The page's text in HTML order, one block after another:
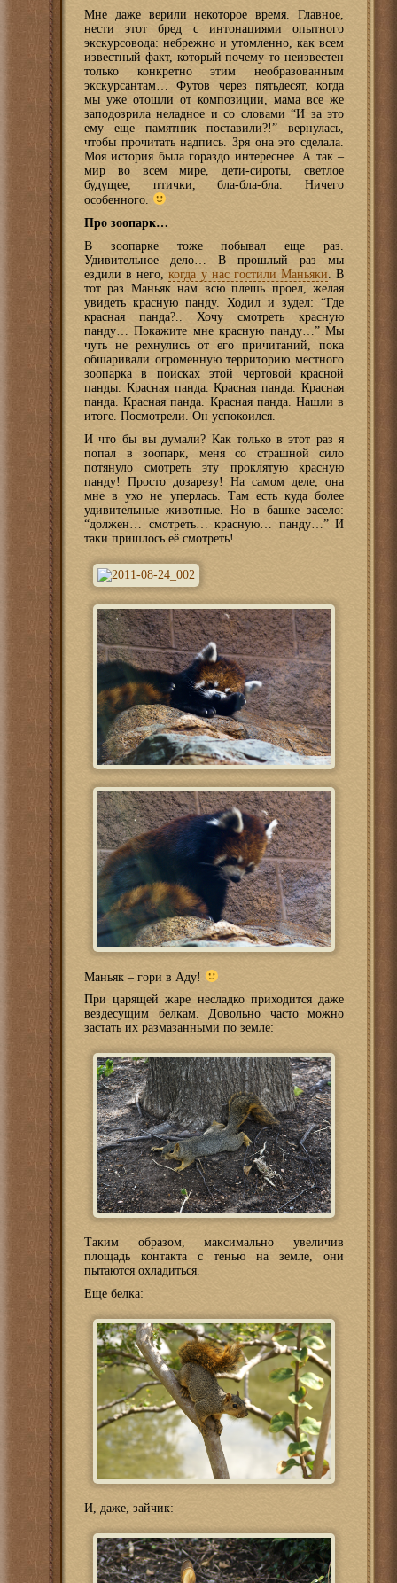
Мне даже верили некоторое время. Главное,
нести этот бред с интонациями опытного
экскурсовода: небрежно и утомленно, как всем
известный факт, который почему-то неизвестен
только конкретно этим необразованным
экскурсантам… Футов через пятьдесят, когда
мы уже отошли от композиции, мама все же
заподозрила неладное и со словами “И за это
ему еще памятник поставили?!” вернулась,
чтобы прочитать надпись. Зря она это сделала.
Моя история была гораздо интереснее. А так –
мир во всем мире, дети-сироты, светлое
будущее, птички, бла-бла-бла. Ничего
особенного.
Про зоопарк…
В зоопарке тоже побывал еще раз.
Удивительное дело… В прошлый раз мы
ездили в него,когда у нас гостили Маньяки . В
тот раз Маньяк нам всю плешь проел, желая
увидеть красную панду. Ходил и зудел: “Где
красная панда?.. Хочу смотреть красную
панду… Покажите мне красную панду…” Мы
чуть не рехнулись от его причитаний, пока
обшаривали огроменную территорию местного
зоопарка в поисках этой чертовой красной
панды. Красная панда. Красная панда. Красная
панда. Красная панда. Красная панда. Нашли в
итоге. Посмотрели. Он успокоился.
И что бы вы думали? Как только в этот раз я
попал в зоопарк, меня со страшной сило
потянуло смотреть эту проклятую красную
панду! Просто дозарезу! На самом деле, она
мне в ухо не уперлась. Там есть куда более
удивительные животные. Но в башке засело:
“должен… смотреть… красную… панду…” И
таки пришлось её смотреть!
Маньяк – гори в Аду!
При царящей жаре несладко приходится даже
вездесущим белкам. Довольно часто можно
застать их размазанными по земле:
Таким образом, максимально увеличив
площадь контакта с тенью на земле, они
пытаются охладиться.
Еще белка:
И, даже, зайчик: